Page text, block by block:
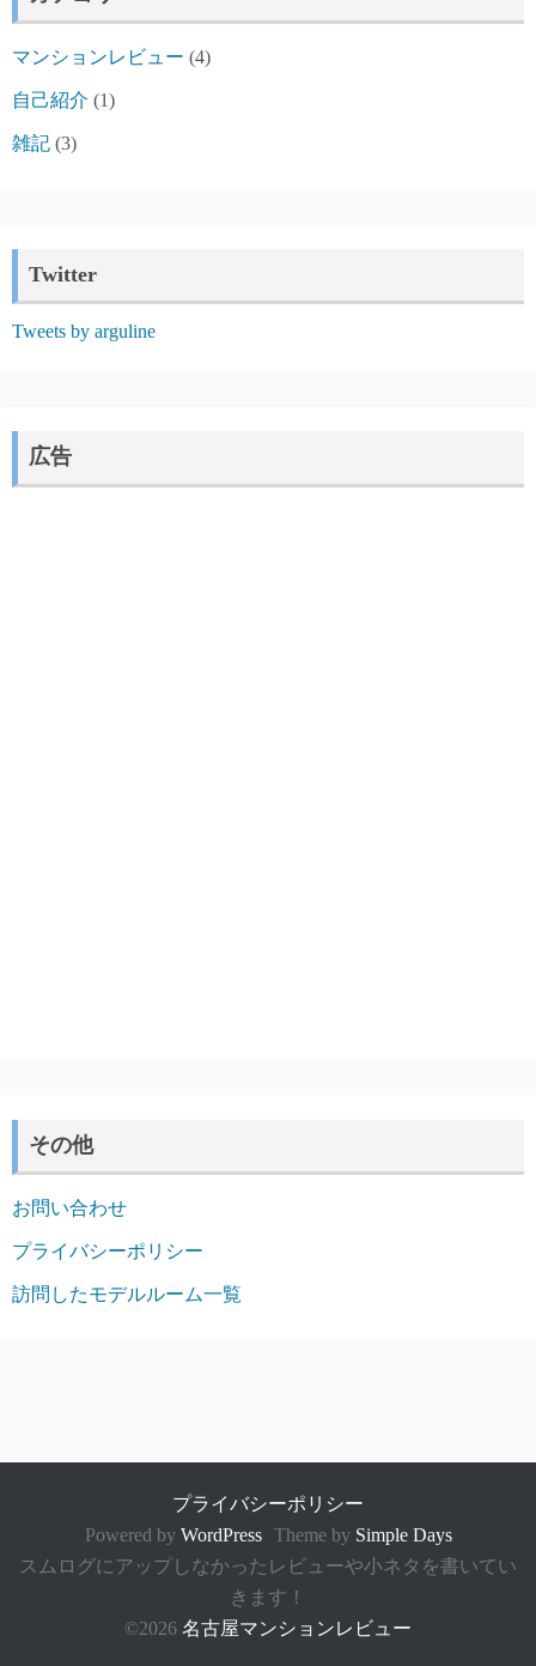
マンションレビュー (4)
自己紹介 (1)
雑記 (3)
Twitter
Tweets by arguline
広告
その他
お問い合わせ
プライバシーポリシー
訪問したモデルルーム一覧
プライバシーポリシー
Powered by WordPress Theme by Simple Days
スムログにアップしなかったレビューや小ネタを書いてい
きます！
©2026 名古屋マンションレビュー